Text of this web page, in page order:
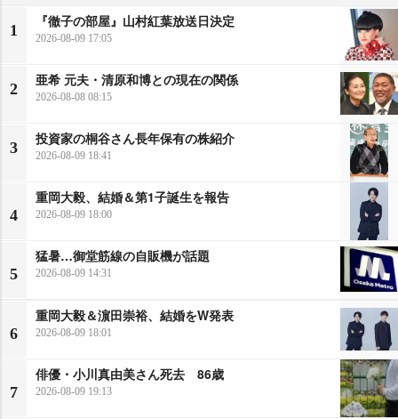
1
『徹子の部屋』山村紅葉放送日決定
2026-08-09 17:05
2
亜希 元夫・清原和博との現在の関係
2026-08-08 08:15
3
投資家の桐谷さん長年保有の株紹介
2026-08-09 18:41
4
重岡大毅、結婚＆第1子誕生を報告
2026-08-09 18:00
5
猛暑…御堂筋線の自販機が話題
2026-08-09 14:31
6
重岡大毅＆濵田崇裕、結婚をW発表
2026-08-09 18:01
7
俳優・小川真由美さん死去 86歳
2026-08-09 19:13